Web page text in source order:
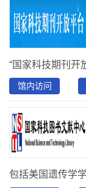
馆内访问